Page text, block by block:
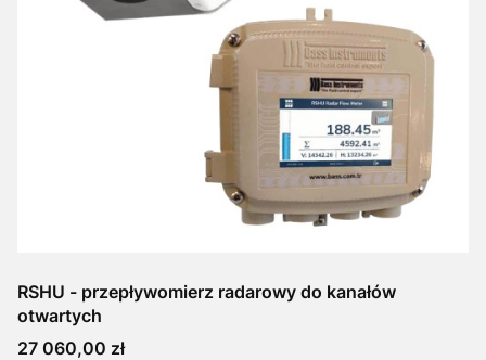
RSHU - przepływomierz radarowy do kanałów
otwartych
Cena
27 060,00 zł